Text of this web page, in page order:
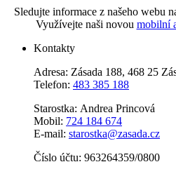
Sledujte informace z našeho webu
Využívejte naši novou mobilní
Kontakty
Adresa: Zásada 188, 468 25
Telefon: 483 385 188
Starostka: Andrea Princová
Mobil: 724 184 674
E-mail: starostka@zasada.cz
Číslo účtu: 963264359/0800